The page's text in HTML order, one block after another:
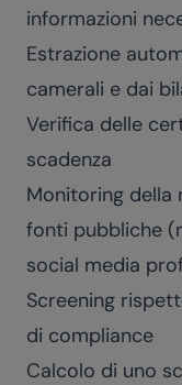
informazioni
Estrazione
camerali e dai
Verifica delle
scadenza
Monitoring della
fonti pubbliche
social media
Screening
di compliance
Calcolo di uno